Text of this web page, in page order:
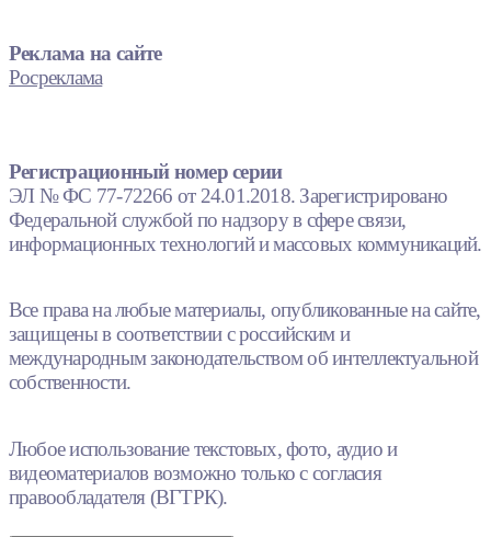
Реклама на сайте
Росреклама
Регистрационный номер серии
ЭЛ № ФС 77-72266 от 24.01.2018. Зарегистрировано
Федеральной службой по надзору в сфере связи,
информационных технологий и массовых коммуникаций.
Все права на любые материалы, опубликованные на сайте,
защищены в соответствии с российским и
международным законодательством об интеллектуальной
собственности.
Любое использование текстовых, фото, аудио и
видеоматериалов возможно только с согласия
правообладателя (ВГТРК).